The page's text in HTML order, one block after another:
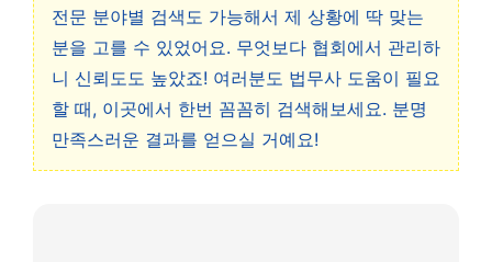
전문 분야별 검색도 가능해서 제 상황에 딱 맞는
분을 고를 수 있었어요. 무엇보다 협회에서 관리하
니 신뢰도도 높았죠! 여러분도 법무사 도움이 필요
할 때, 이곳에서 한번 꼼꼼히 검색해보세요. 분명
만족스러운 결과를 얻으실 거예요!